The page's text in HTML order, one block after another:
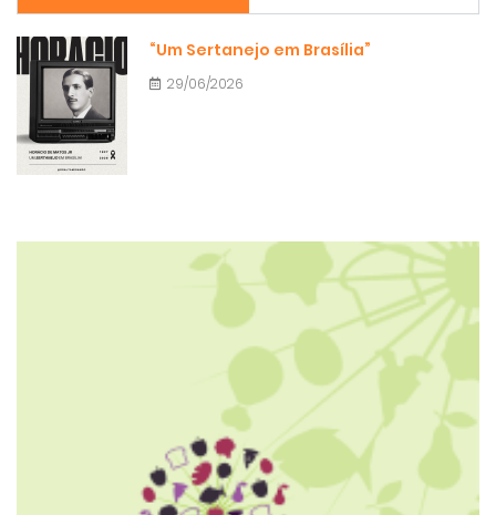
“Um Sertanejo em Brasília”
29/06/2026